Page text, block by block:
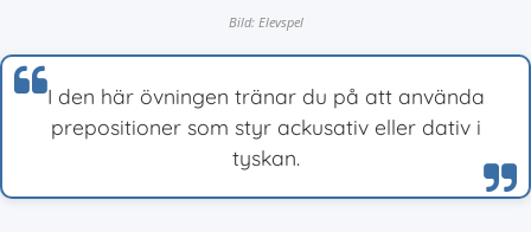
Bild: Elevspel
I den här övningen tränar du på att använda
prepositioner som styr ackusativ eller dativ i
tyskan.